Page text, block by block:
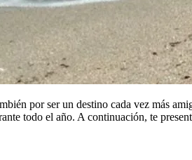
por ser un destino cada vez más
todo el año. A continuación, te